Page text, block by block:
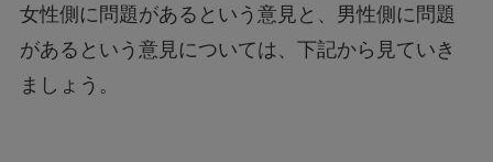
女性側に問題があるという意見と、男性側に問題
があるという意見については、下記から見ていき
ましょう。